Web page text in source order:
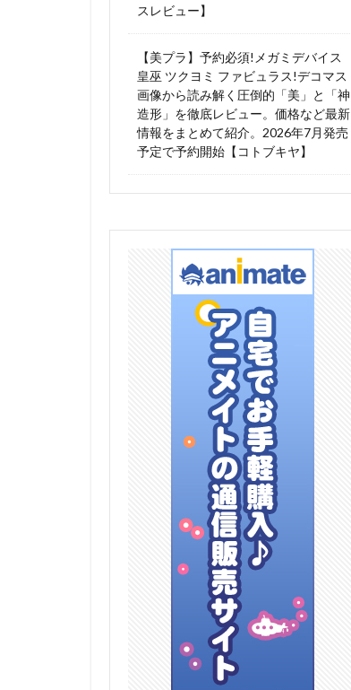
スレビュー】
【美プラ】予約必須!メガミデバイス
皇巫 ツクヨミ ファビュラス!デコマス
画像から読み解く圧倒的「美」と「神
造形」を徹底レビュー。価格など最新
情報をまとめて紹介。2026年7月発売
予定で予約開始【コトブキヤ】